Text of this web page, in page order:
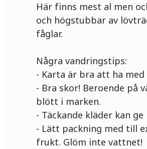
Här finns mest al men
och högstubbar av
fåglar.
Några vandringstips:
- Karta är bra att ha med
- Bra skor! Beroende på
blött i marken.
- Täckande kläder kan
- Lätt packning med till
frukt. Glöm inte vattnet!